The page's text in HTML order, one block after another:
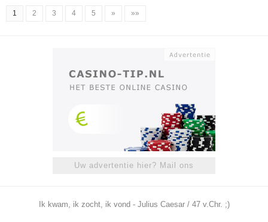
1 2 3 4 5 » »»
Uw advertentie hier? Mail ons
Ik kwam, ik zocht, ik vond - Julius Caesar / 47 v.Chr. ;)